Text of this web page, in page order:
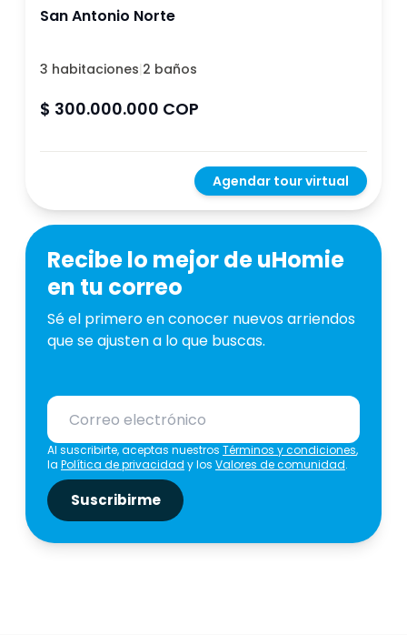
San Antonio Norte
3 habitaciones|2 baños
$ 300.000.000 COP
Agendar tour virtual
Recibe lo mejor de uHomie
en tu correo
Sé el primero en conocer nuevos arriendos
que se ajusten a lo que buscas.
Al suscribirte, aceptas nuestros Términos y condiciones,
la Política de privacidad y los Valores de comunidad.
Suscribirme